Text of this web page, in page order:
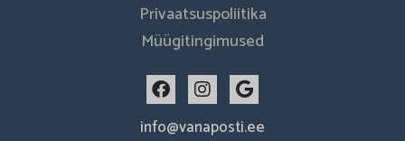
Privaatsuspoliitika
Müügitingimused
F
a
c
I
n
s
G
o
o
info@vanaposti.ee